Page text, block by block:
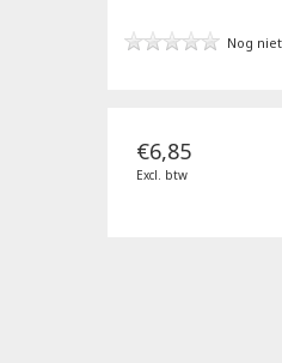
Nog
€6,85
Excl. btw